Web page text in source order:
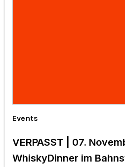
Events
VERPASST | 07.
WhiskyDinner im